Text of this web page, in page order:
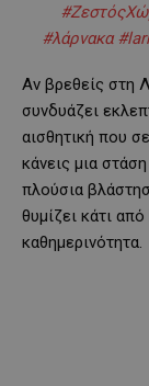
#λάρνακα
Αν βρεθείς στη
συνδυάζει
αισθητική που
κάνεις μια
πλούσια
θυμίζει κάτι
καθημερινότητα.